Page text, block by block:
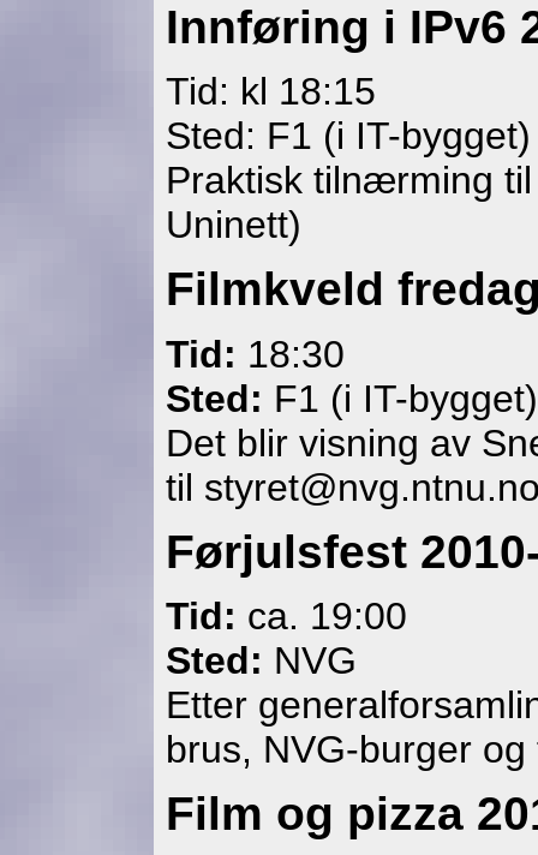
Innføring i IPv6
Tid: kl 18:15
Sted: F1 (i IT-bygget)
Praktisk tilnærming
Uninett)
Filmkveld
Tid: 18:30
Sted: F1 (i IT-bygget)
Det blir visning av
til
Førjulsfest
Tid: ca. 19:00
Sted: NVG
Etter
brus, NVG-burger
Film og pizza